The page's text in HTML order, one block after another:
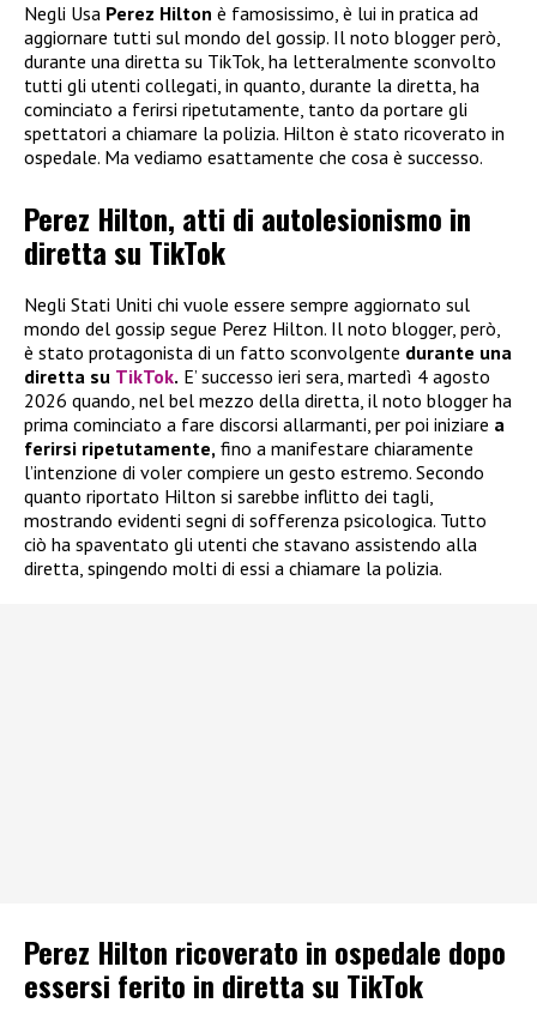
Negli Usa Perez Hilton è famosissimo, è lui in pratica ad
aggiornare tutti sul mondo del gossip. Il noto blogger però,
durante una diretta su TikTok, ha letteralmente sconvolto
tutti gli utenti collegati, in quanto, durante la diretta, ha
cominciato a ferirsi ripetutamente, tanto da portare gli
spettatori a chiamare la polizia. Hilton è stato ricoverato in
ospedale. Ma vediamo esattamente che cosa è successo.
Perez Hilton, atti di autolesionismo in
diretta su TikTok
Negli Stati Uniti chi vuole essere sempre aggiornato sul
mondo del gossip segue Perez Hilton. Il noto blogger, però,
è stato protagonista di un fatto sconvolgente durante una
diretta su TikTok. E’ successo ieri sera, martedì 4 agosto
2026 quando, nel bel mezzo della diretta, il noto blogger ha
prima cominciato a fare discorsi allarmanti, per poi iniziare a
ferirsi ripetutamente, fino a manifestare chiaramente
l’intenzione di voler compiere un gesto estremo. Secondo
quanto riportato Hilton si sarebbe inflitto dei tagli,
mostrando evidenti segni di sofferenza psicologica. Tutto
ciò ha spaventato gli utenti che stavano assistendo alla
diretta, spingendo molti di essi a chiamare la polizia.
Perez Hilton ricoverato in ospedale dopo
essersi ferito in diretta su TikTok